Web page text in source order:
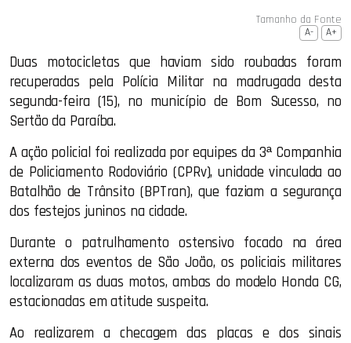
Tamanho da Fonte
A- A+
Duas motocicletas que haviam sido roubadas foram
recuperadas pela Polícia Militar na madrugada desta
segunda-feira (15), no município de Bom Sucesso, no
Sertão da Paraíba.
A ação policial foi realizada por equipes da 3ª Companhia
de Policiamento Rodoviário (CPRv), unidade vinculada ao
Batalhão de Trânsito (BPTran), que faziam a segurança
dos festejos juninos na cidade.
Durante o patrulhamento ostensivo focado na área
externa dos eventos de São João, os policiais militares
localizaram as duas motos, ambas do modelo Honda CG,
estacionadas em atitude suspeita.
Ao realizarem a checagem das placas e dos sinais